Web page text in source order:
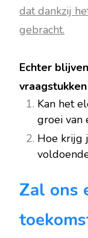
dat dankzij
gebracht.
Echter
Kan het
groei van
Hoe krijg
Zal ons